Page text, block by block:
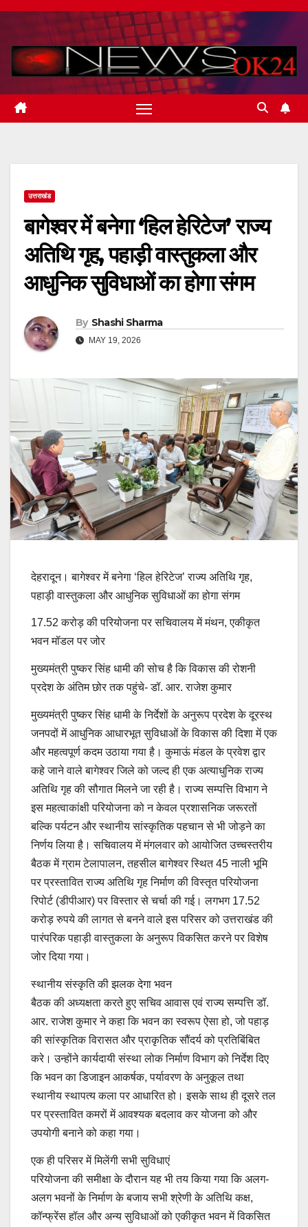
Skip
content
उत्तराखंड
बागेश्वर में बनेगा ‘हिल हेरिटेज’ राज्य
अतिथि गृह, पहाड़ी वास्तुकला और
आधुनिक सुविधाओं का होगा संगम
By Shashi Sharma
MAY 19, 2026
देहरादून। बागेश्वर में बनेगा ‘हिल हेरिटेज’ राज्य अतिथि गृह,
पहाड़ी वास्तुकला और आधुनिक सुविधाओं का होगा संगम
17.52 करोड़ की परियोजना पर सचिवालय में मंथन, एकीकृत
भवन मॉडल पर जोर
मुख्यमंत्री पुष्कर सिंह धामी की सोच है कि विकास की रोशनी
प्रदेश के अंतिम छोर तक पहुंचे- डॉ. आर. राजेश कुमार
मुख्यमंत्री पुष्कर सिंह धामी के निर्देशों के अनुरूप प्रदेश के दूरस्थ
जनपदों में आधुनिक आधारभूत सुविधाओं के विकास की दिशा में एक
और महत्वपूर्ण कदम उठाया गया है। कुमाऊं मंडल के प्रवेश द्वार
कहे जाने वाले बागेश्वर जिले को जल्द ही एक अत्याधुनिक राज्य
अतिथि गृह की सौगात मिलने जा रही है। राज्य सम्पत्ति विभाग ने
इस महत्वाकांक्षी परियोजना को न केवल प्रशासनिक जरूरतों
बल्कि पर्यटन और स्थानीय सांस्कृतिक पहचान से भी जोड़ने का
निर्णय लिया है। सचिवालय में मंगलवार को आयोजित उच्चस्तरीय
बैठक में ग्राम टेलापालन, तहसील बागेश्वर स्थित 45 नाली भूमि
पर प्रस्तावित राज्य अतिथि गृह निर्माण की विस्तृत परियोजना
रिपोर्ट (डीपीआर) पर विस्तार से चर्चा की गई। लगभग 17.52
करोड़ रुपये की लागत से बनने वाले इस परिसर को उत्तराखंड की
पारंपरिक पहाड़ी वास्तुकला के अनुरूप विकसित करने पर विशेष
जोर दिया गया।
स्थानीय संस्कृति की झलक देगा भवन
बैठक की अध्यक्षता करते हुए सचिव आवास एवं राज्य सम्पत्ति डॉ.
आर. राजेश कुमार ने कहा कि भवन का स्वरूप ऐसा हो, जो पहाड़
की सांस्कृतिक विरासत और प्राकृतिक सौंदर्य को प्रतिबिंबित
करे। उन्होंने कार्यदायी संस्था लोक निर्माण विभाग को निर्देश दिए
कि भवन का डिजाइन आकर्षक, पर्यावरण के अनुकूल तथा
स्थानीय स्थापत्य कला पर आधारित हो। इसके साथ ही दूसरे तल
पर प्रस्तावित कमरों में आवश्यक बदलाव कर योजना को और
उपयोगी बनाने को कहा गया।
एक ही परिसर में मिलेंगी सभी सुविधाएं
परियोजना की समीक्षा के दौरान यह भी तय किया गया कि अलग-
अलग भवनों के निर्माण के बजाय सभी श्रेणी के अतिथि कक्ष,
कॉन्फ्रेंस हॉल और अन्य सुविधाओं को एकीकृत भवन में विकसित